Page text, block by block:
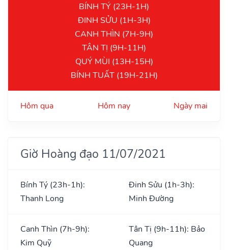
BÍNH TÝ (23H-1H)
ĐINH SỬU (1H-3H)
CANH THÌN (7H-9H)
TÂN TỊ (9H-11H)
QUÝ MÙI (13H-15H)
BÍNH TUẤT (19H-21H)
Hôm qua Hôm nay Ngày mai
Giờ Hoàng đạo 11/07/2021
Bính Tý (23h-1h):
Thanh Long
Đinh Sửu (1h-3h):
Minh Đường
Canh Thìn (7h-9h):
Kim Quỹ
Tân Tị (9h-11h): Bảo
Quang